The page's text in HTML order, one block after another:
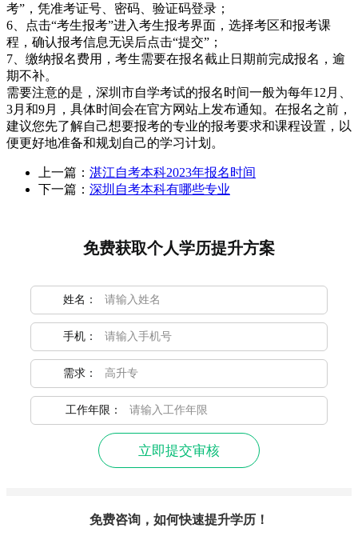
考”，凭准考证号、密码、验证码登录；
6、点击“考生报考”进入考生报考界面，选择考区和报考课
程，确认报考信息无误后点击“提交”；
7、缴纳报名费用，考生需要在报名截止日期前完成报名，逾
期不补。
需要注意的是，深圳市自学考试的报名时间一般为每年12月、
3月和9月，具体时间会在官方网站上发布通知。在报名之前，
建议您先了解自己想要报考的专业的报考要求和课程设置，以
便更好地准备和规划自己的学习计划。
上一篇： 湛江自考本科2023年报名时间
下一篇： 深圳自考本科有哪些专业
免费获取个人学历提升方案
姓名：
手机：
需求：
工作年限：
立即提交审核
免费咨询，如何快速提升学历！